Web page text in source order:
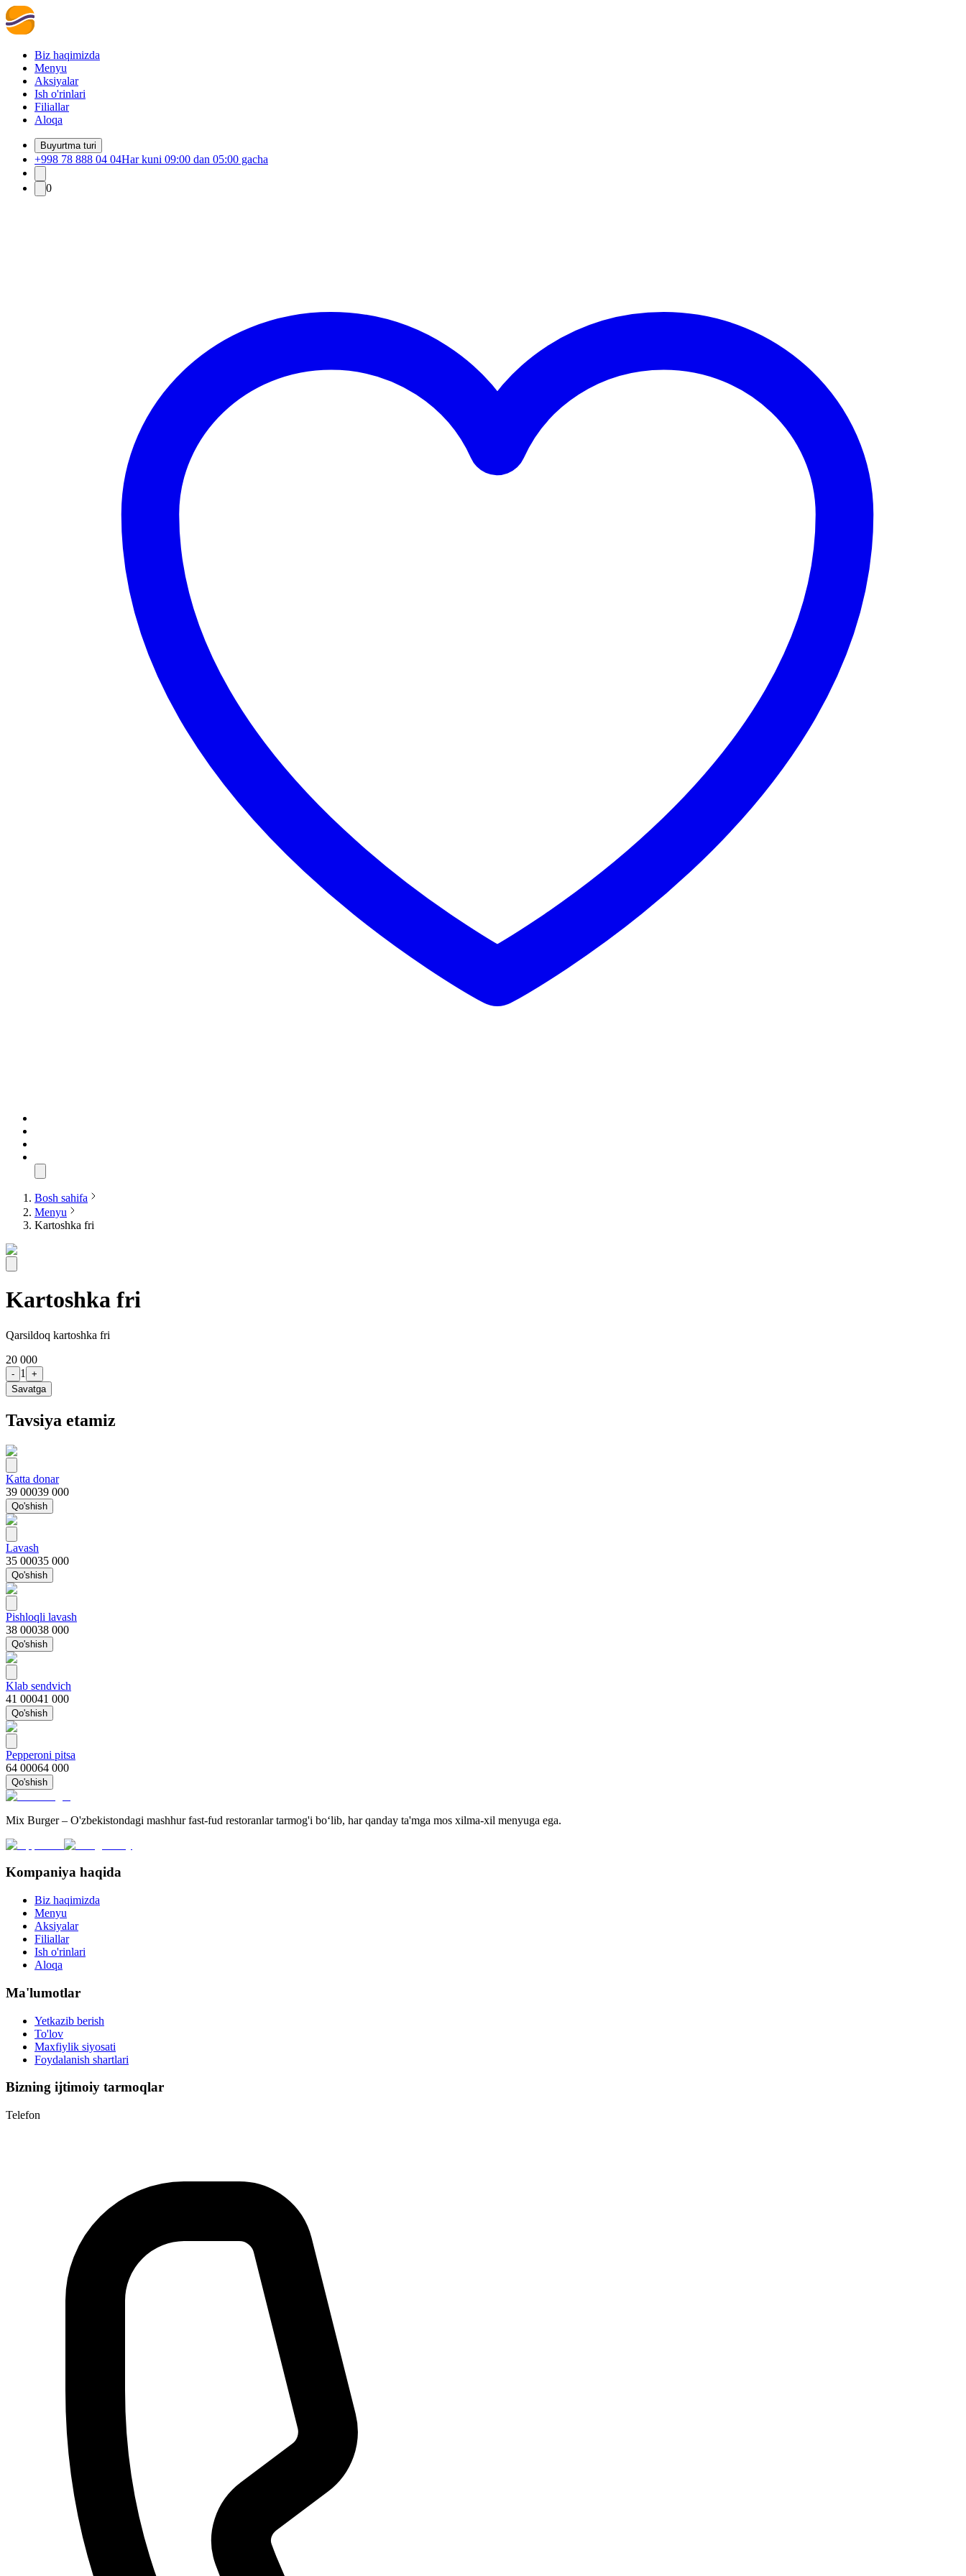
Biz haqimizda
Menyu
Aksiyalar
Ish o'rinlari
Filiallar
Aloqa
Buyurtma turi
+998 78 888 04 04Har kuni 09:00 dan 05:00 gacha
0
Bosh sahifa
Menyu
Kartoshka fri
Kartoshka fri
Qarsildoq kartoshka fri
20 000
- 1
+
Savatga
Tavsiya etamiz
Katta donar
39 00039 000
Qo'shish
Lavash
35 00035 000
Qo'shish
Pishloqli lavash
38 00038 000
Qo'shish
Klab sendvich
41 00041 000
Qo'shish
Pepperoni pitsa
64 00064 000
Qo'shish
Mix Burger – O'zbekistondagi mashhur fast-fud restoranlar tarmog'i bo‘lib, har qanday ta'mga mos xilma-xil menyuga ega.
Kompaniya haqida
Biz haqimizda
Menyu
Aksiyalar
Filiallar
Ish o'rinlari
Aloqa
Ma'lumotlar
Yetkazib berish
To'lov
Maxfiylik siyosati
Foydalanish shartlari
Bizning ijtimoiy tarmoqlar
Telefon